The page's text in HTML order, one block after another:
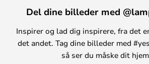
Del dine billeder med
Inspirer og lad dig inspirere, fra det
det andet. Tag dine billeder med
så ser du måske dit